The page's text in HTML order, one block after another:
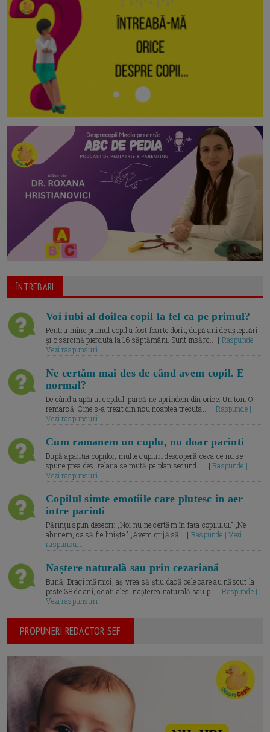
ÎNTREBARI
Voi iubi al doilea copil la fel ca pe primul?
Pentru mine primul copil a fost foarte dorit, după ani de așteptări
și o sarcină pierduta la 16 săptămâni. Sunt însărc... | Raspunde |
Vezi raspunsuri
Ne certăm mai des de când avem copil. E
normal?
De când a apărut copilul, parcă ne aprindem din orice. Un ton. O
remarcă. Cine s-a trezit din nou noaptea trecuta.... |Raspunde |
Vezi raspunsuri
Cum ramanem un cuplu, nu doar parinti
După apariția copiilor, multe cupluri descoperă ceva ce nu se
spune prea des: relația se mută pe plan secund. ... |Raspunde |
Vezi raspunsuri
Copilul simte emotiile care plutesc in aer
intre parinti
Părinții spun deseori: „Noi nu ne certăm în fața copilului.” „Ne
abținem, ca să fie liniște.” „Avem grijă să... | Raspunde | Vezi
raspunsuri
Naștere naturală sau prin cezariană
Bună, Dragi mămici, aș vrea să știu dacă cele care au născut la
peste 38 de ani, ce ați ales: nașterea naturală sau p... |Raspunde |
Vezi raspunsuri
PROPUNERI REDACTOR SEF